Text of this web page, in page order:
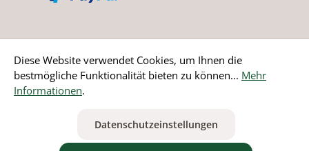
Bestellung widerrufen
ausgenommen Nicht EU-Länder
Diese Website verwendet Cookies, um Ihnen die
bestmögliche Funktionalität bieten zu können... Mehr
Informationen.
Datenschutzeinstellungen